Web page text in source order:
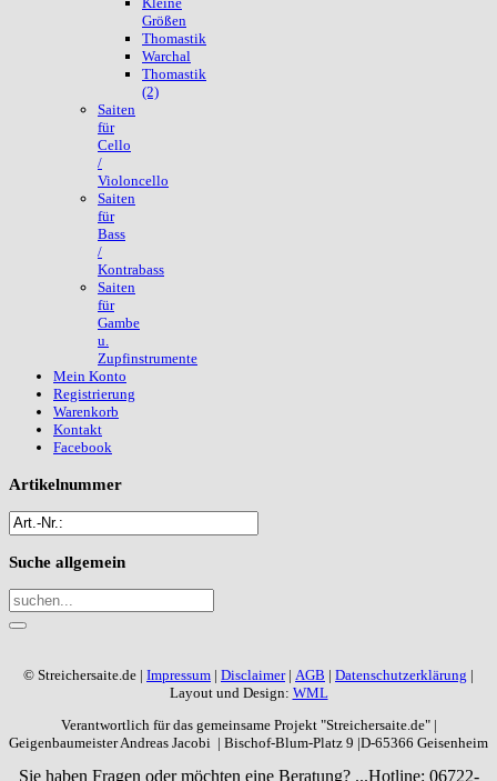
Größen
Thomastik
Warchal
Thomastik
(2)
Saiten
für
Cello
/
Violoncello
Saiten
für
Bass
/
Kontrabass
Saiten
für
Gambe
u.
Zupfinstrumente
Mein Konto
Registrierung
Warenkorb
Kontakt
Facebook
Artikelnummer
Suche allgemein
© Streichersaite.de | Impressum | Disclaimer| AGB | Datenschutzerklärung |
Layout und Design: WML
Verantwortlich für das gemeinsame Projekt "Streichersaite.de" |
Geigenbaumeister Andreas Jacobi | Bischof-Blum-Platz 9 |D-65366 Geisenheim
Sie haben Fragen oder möchten eine Beratung? ...Hotline: 06722-